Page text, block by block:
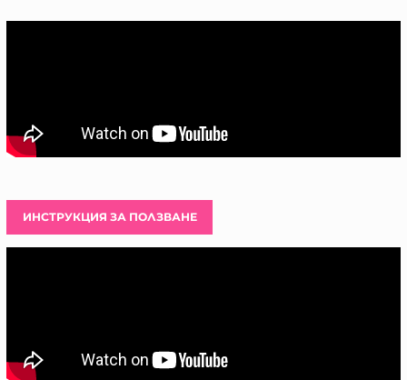
ИНСТРУКЦИЯ ЗА ПОЛЗВАНЕ